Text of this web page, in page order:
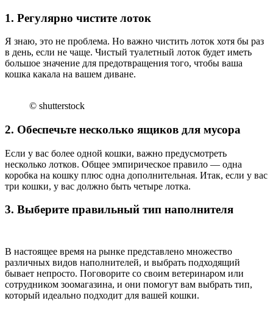
1. Регулярно чистите лоток
Я знаю, это не проблема. Но важно чистить лоток хотя бы раз
в день, если не чаще. Чистый туалетный лоток будет иметь
большое значение для предотвращения того, чтобы ваша
кошка какала на вашем диване.
© shutterstock
2. Обеспечьте несколько ящиков для мусора
Если у вас более одной кошки, важно предусмотреть
несколько лотков. Общее эмпирическое правило — одна
коробка на кошку плюс одна дополнительная. Итак, если у вас
три кошки, у вас должно быть четыре лотка.
3. Выберите правильный тип наполнителя
В настоящее время на рынке представлено множество
различных видов наполнителей, и выбрать подходящий
бывает непросто. Поговорите со своим ветеринаром или
сотрудником зоомагазина, и они помогут вам выбрать тип,
который идеально подходит для вашей кошки.